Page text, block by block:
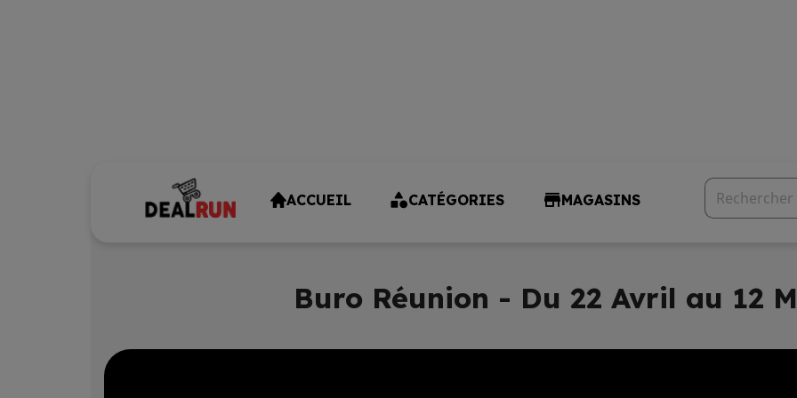
ACCUEIL CATÉGORIES MAGASINS
Buro Réunion - Du 22 Avril au 12